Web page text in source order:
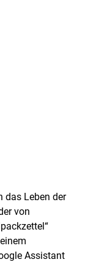
das Leben der
von
Assistant